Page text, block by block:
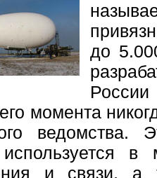
до
момента
ведомства.
и связи, а